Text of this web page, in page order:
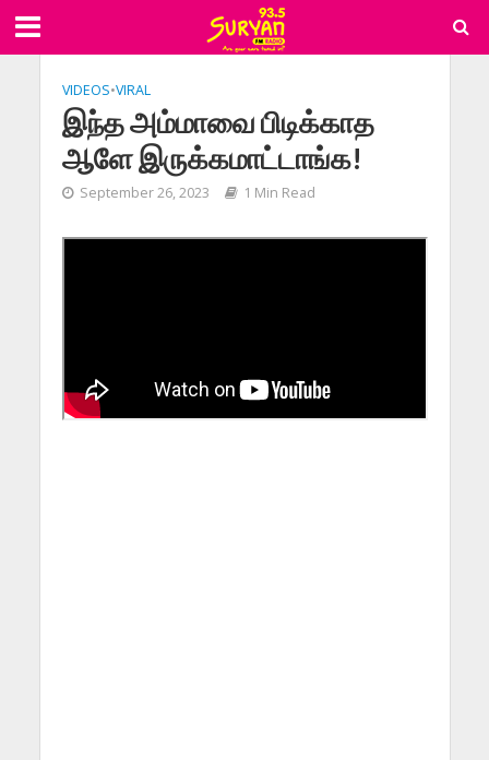
VIDEOS•VIRAL
இந்த அம்மாவை பிடிக்காத
ஆளே இருக்கமாட்டாங்க!
September 26, 2023 1 Min Read